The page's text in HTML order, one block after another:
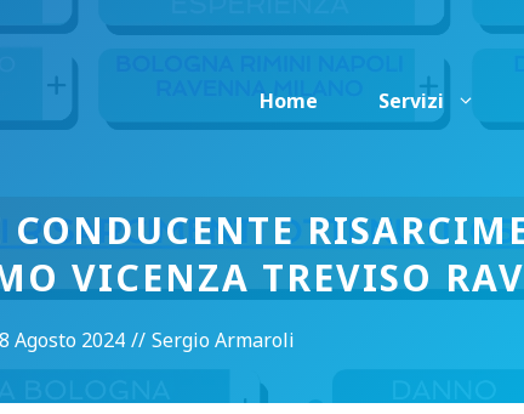
Home
Servizi
VICENZA TREVISO
Agosto 2024 // Sergio Armaroli